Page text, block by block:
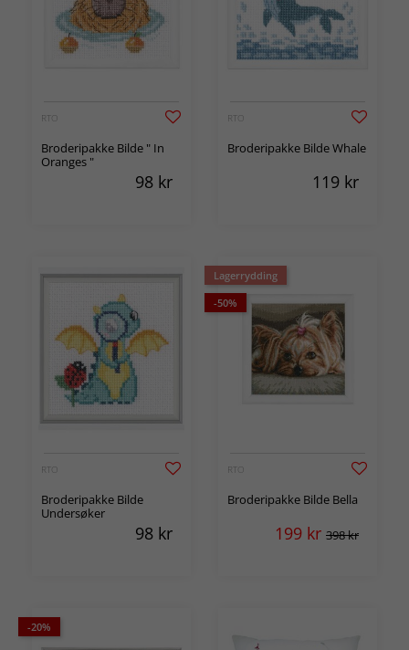
RTO
Broderipakke Bilde " In
Oranges "
98 kr
RTO
Broderipakke Bilde Whale
119 kr
RTO
Broderipakke Bilde
Undersøker
98 kr
Lagerrydding
-50%
RTO
Broderipakke Bilde Bella
199 kr 398 kr
-20%